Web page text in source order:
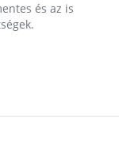
és az is